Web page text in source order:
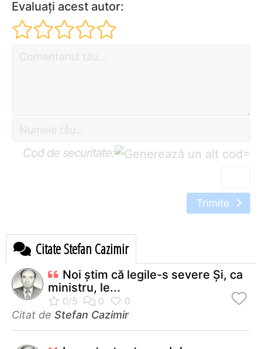
Evaluați acest autor:
Cod de securitate: =
Trimite
Citate Stefan Cazimir
Noi ştim că legile-s severe Şi, ca
ministru, le...
Citat de Stefan Cazimir